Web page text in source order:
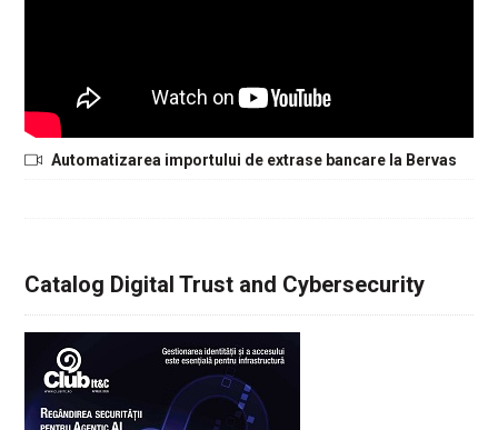
Automatizarea importului de extrase bancare la Bervas
Catalog Digital Trust and Cybersecurity